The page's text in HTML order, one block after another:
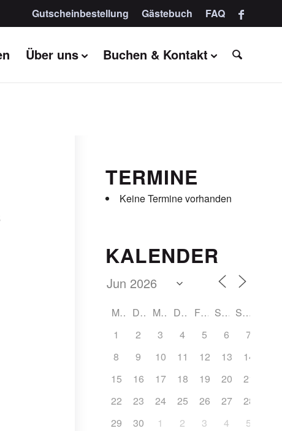
Gutscheinbestellung Gästebuch FAQ
Über uns Buchen & Kontakt
Outlook Live
TERMINE
Keine Termine vorhanden
KALENDER
MO DI MI DO FR SA
SO
1
2 3 4 5 6
7
8
9 10 11 12 13
14
15
16 17 18 19 20
21
22
23 24 25 26 27
28
29
30 1 2 3 4 5